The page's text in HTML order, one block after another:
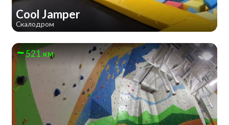
Cool Jamper
Скалодром
521 км